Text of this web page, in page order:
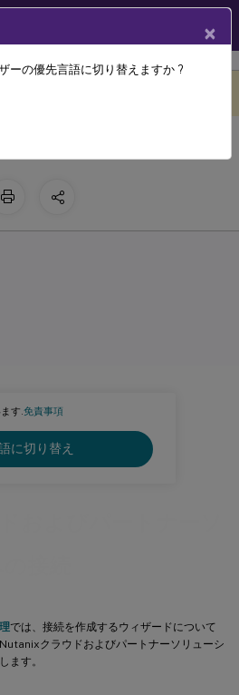
す.免責事項
に切り替え
では、接続を作成するウィザードについて
クラウドおよびパートナーソリューシ
ます。
およびパートナーソ
続
×
ーの優先言語に切り替えますか ?